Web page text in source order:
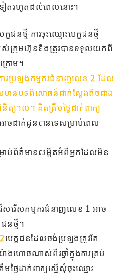
ទៀតរហូតដល់ពេលនោះ។
ក្ខជនថ្មី ការចុះឈ្មោះបេក្ខជនថ្មី
បស់ក្រុមហ៊ុននឹងត្រូវបានទទួលយកពី
រោម។
ារប្រឡងកម្មករជំនាញលេខ 2 ដែល
មានបទពិសោធន៍ជាក់ស្តែងតិចជាង
និត្យ។ល។ គិតត្រឹមថ្ងៃដាក់ពាក្យ
ចដាក់ជូនបានទេសម្រាប់ពេល
ាប់ព័ត៌មានលម្អិតអំពីអ្នកដែលមិន
សរើសកម្មករជំនាញលេខ 1 អាច
ជនថ្មី។
បេក្ខជនដែលចង់ប្រឡងត្រូវតែ
ហោចណាស់ពីរឆ្នាំក្នុងការគ្រប់
ងៃដាក់ពាក្យស្នើសុំចុះឈ្មោះ